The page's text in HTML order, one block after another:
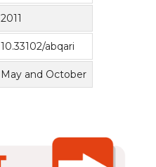
2011
10.33102/abqari
May and October